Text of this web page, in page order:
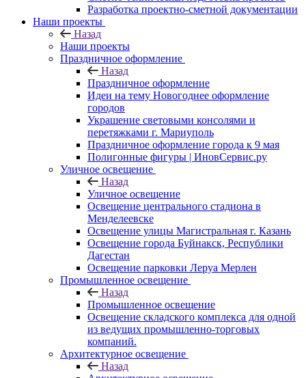
Разработка проектно-сметной документации
Наши проекты
Назад
Наши проекты
Праздничное оформление
Назад
Праздничное оформление
Идеи на тему Новогоднее оформление
городов
Украшение световыми консолями и
перетяжками г. Мариуполь
Праздничное оформление города к 9 мая
Полигонные фигуры | ИновСервис.ру
Уличное освещение
Назад
Уличное освещение
Освещение центрального стадиона в
Менделеевске
Освещение улицы Магистральная г. Казань
Освещение города Буйнакск, Республики
Дагестан
Освещение парковки Леруа Мерлен
Промышленное освещение
Назад
Промышленное освещение
Освещение складского комплекса для одной
из ведущих промышленно-торговых
компаний.
Архитектурное освещение
Назад